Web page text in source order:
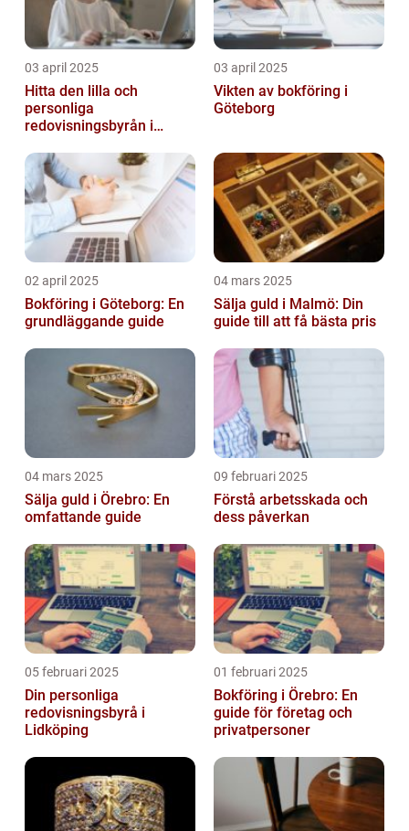
03 april 2025
Hitta den lilla och
personliga
redovisningsbyrån i
03 april 2025
Vikten av bokföring i
Göteborg
02 april 2025
Bokföring i Göteborg: En
grundläggande guide
04 mars 2025
Sälja guld i Malmö: Din
guide till att få bästa pris
04 mars 2025
Sälja guld i Örebro: En
omfattande guide
09 februari 2025
Förstå arbetsskada och
dess påverkan
05 februari 2025
Din personliga
redovisningsbyrå i
Lidköping
01 februari 2025
Bokföring i Örebro: En
guide för företag och
privatpersoner